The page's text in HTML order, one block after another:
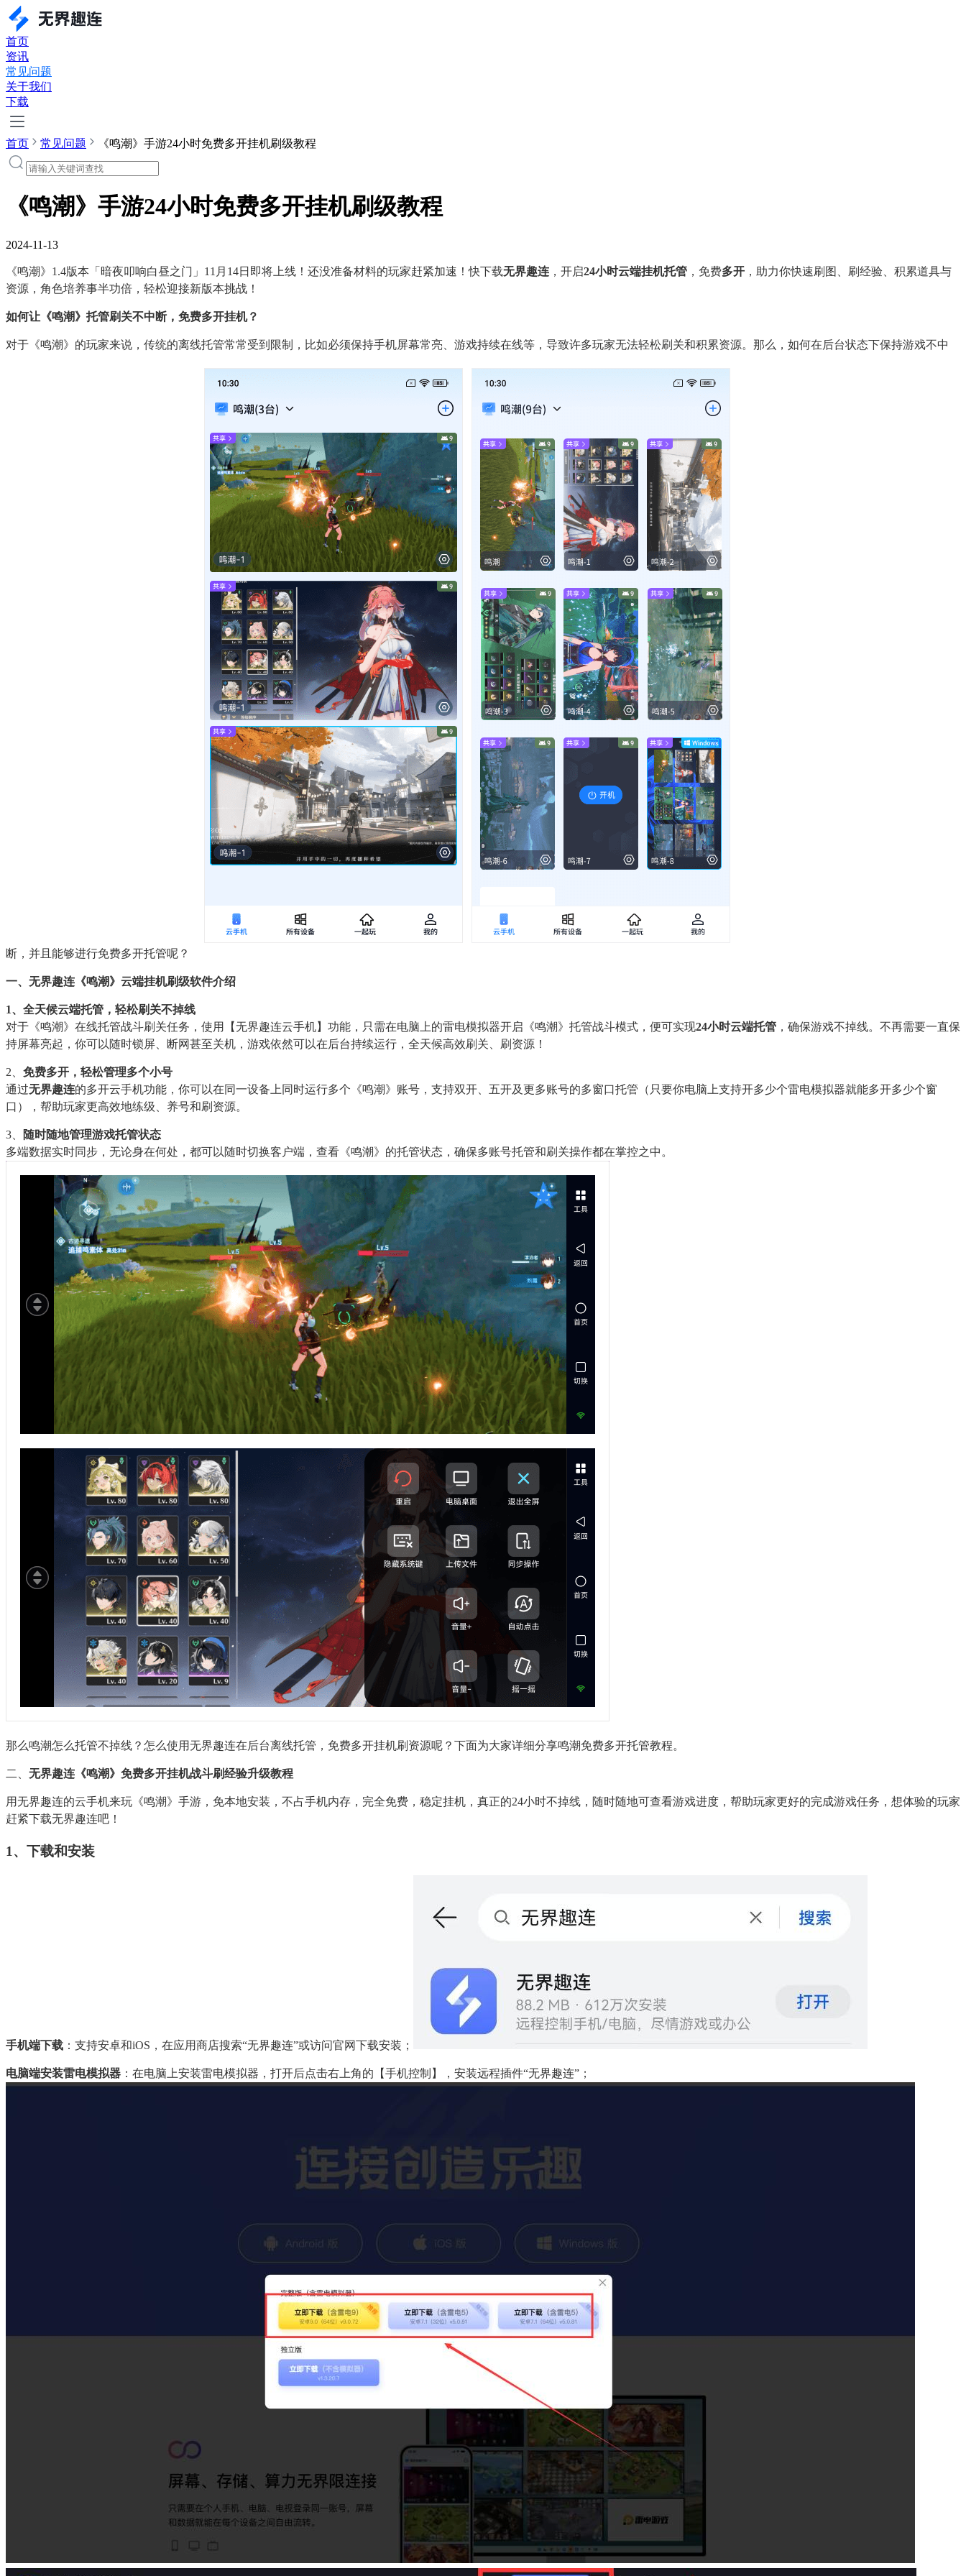
首页
资讯
常见问题
关于我们
下载
首页 常见问题 《鸣潮》手游24小时免费多开挂机刷级教程
《鸣潮》手游24小时免费多开挂机刷级教程
2024-11-13
《鸣潮》1.4版本「暗夜叩响白昼之门」11月14日即将上线！还没准备材料的玩家赶紧加速！快下载无界趣连 ，开启24小时云端挂机托管 ，免费多开 ，助力你快速刷图、刷经验、积累道具与
资源，角色培养事半功倍，轻松迎接新版本挑战！
如何让《鸣潮》托管刷关不中断，免费多开挂机？
对于《鸣潮》的玩家来说，传统的离线托管常常受到限制，比如必须保持手机屏幕常亮、游戏持续在线等，导致许多玩家无法轻松刷关和积累资源。那么，如何在后台状态下保持游戏不中
断，并且能够进行免费多开托管呢？
一、无界趣连《鸣潮》云端挂机刷级软件介绍
1、全天候云端托管，轻松刷关不掉线
对于《鸣潮》在线托管战斗刷关任务，使用【无界趣连云手机】功能，只需在电脑上的雷电模拟器开启《鸣潮》托管战斗模式，便可实现24小时云端托管 ，确保游戏不掉线。不再需要一直保
持屏幕亮起，你可以随时锁屏、断网甚至关机，游戏依然可以在后台持续运行，全天候高效刷关、刷资源！
2、 免费多开，轻松管理多个小号
通过无界趣连的多开云手机功能，你可以在同一设备上同时运行多个《鸣潮》账号，支持双开、五开及更多账号的多窗口托管（只要你电脑上支持开多少个雷电模拟器就能多开多少个窗
口），帮助玩家更高效地练级、养号和刷资源。
3、
随时随地管理游戏托管状态
多端数据实时同步，无论身在何处，都可以随时切换客户端，查看《鸣潮》的托管状态，确保多账号托管和刷关操作都在掌控之中。
那么鸣潮怎么托管不掉线？怎么使用无界趣连在后台离线托管，免费多开挂机刷资源呢？下面为大家详细分享鸣潮免费多开托管教程。
二、 无界趣连《鸣潮》免费多开挂机战斗刷经验升级教程
用无界趣连的云手机来玩《鸣潮》手游，免本地安装，不占手机内存，完全免费，稳定挂机，真正的24小时不掉线，随时随地可查看游戏进度，帮助玩家更好的完成游戏任务，想体验的玩家
赶紧下载无界趣连吧！
1、下载和安装
手机端下载 ：支持安卓和iOS，在应用商店搜索“无界趣连”或访问官网下载安装；
电脑端安装雷电模拟器 ：在电脑上安装雷电模拟器，打开后点击右上角的【手机控制】，安装远程插件“无界趣连”；